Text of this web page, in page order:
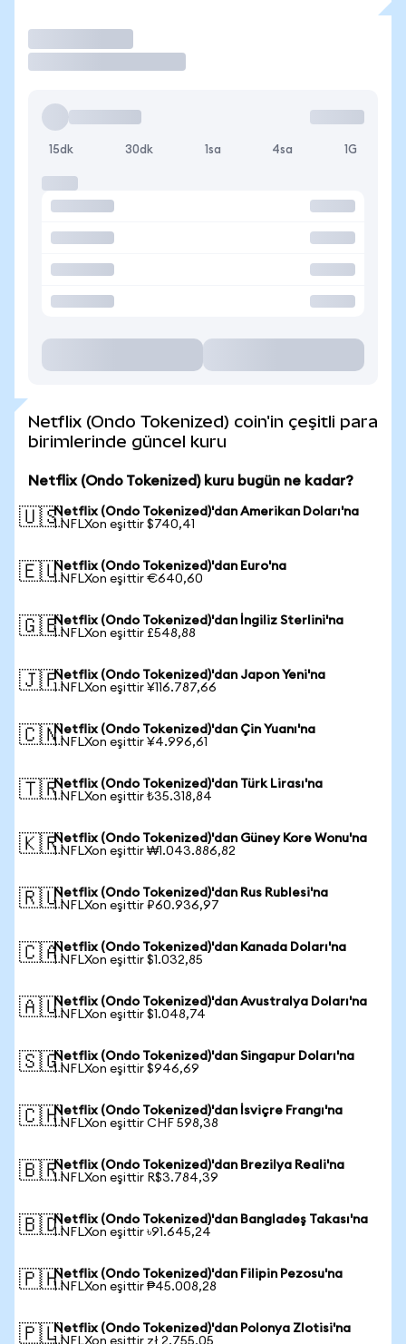
15dk 30dk 1sa 4sa 1G
Netflix (Ondo Tokenized) coin'in çeşitli para
birimlerinde güncel kuru
Netflix (Ondo Tokenized) kuru bugün ne kadar?
🇺🇸Netflix (Ondo Tokenized)'dan Amerikan Doları'na
1 NFLXon eşittir $740,41
🇪🇺Netflix (Ondo Tokenized)'dan Euro'na
1 NFLXon eşittir €640,60
🇬🇧Netflix (Ondo Tokenized)'dan İngiliz Sterlini'na
1 NFLXon eşittir £548,88
🇯🇵Netflix (Ondo Tokenized)'dan Japon Yeni'na
1 NFLXon eşittir ¥116.787,66
🇨🇳Netflix (Ondo Tokenized)'dan Çin Yuanı'na
1 NFLXon eşittir ¥4.996,61
🇹🇷Netflix (Ondo Tokenized)'dan Türk Lirası'na
1 NFLXon eşittir ₺35.318,84
🇰🇷Netflix (Ondo Tokenized)'dan Güney Kore Wonu'na
1 NFLXon eşittir ₩1.043.886,82
🇷🇺Netflix (Ondo Tokenized)'dan Rus Rublesi'na
1 NFLXon eşittir ₽60.936,97
🇨🇦Netflix (Ondo Tokenized)'dan Kanada Doları'na
1 NFLXon eşittir $1.032,85
🇦🇺Netflix (Ondo Tokenized)'dan Avustralya Doları'na
1 NFLXon eşittir $1.048,74
🇸🇬Netflix (Ondo Tokenized)'dan Singapur Doları'na
1 NFLXon eşittir $946,69
🇨🇭Netflix (Ondo Tokenized)'dan İsviçre Frangı'na
1 NFLXon eşittir CHF 598,38
🇧🇷Netflix (Ondo Tokenized)'dan Brezilya Reali'na
1 NFLXon eşittir R$3.784,39
🇧🇩Netflix (Ondo Tokenized)'dan Bangladeş Takası'na
1 NFLXon eşittir ৳91.645,24
🇵🇭Netflix (Ondo Tokenized)'dan Filipin Pezosu'na
1 NFLXon eşittir ₱45.008,28
🇵🇱Netflix (Ondo Tokenized)'dan Polonya Zlotisi'na
1 NFLXon eşittir zł 2.755,05